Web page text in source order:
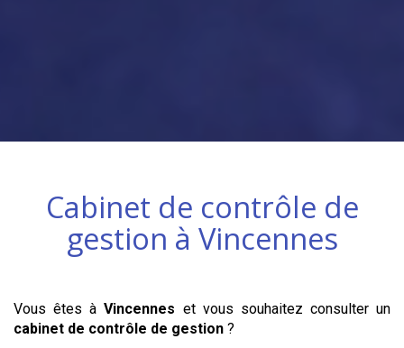
Cabinet de contrôle de
gestion à Vincennes
Vous êtes àVincennes et vous souhaitez consulter un
cabinet de contrôle de gestion ?